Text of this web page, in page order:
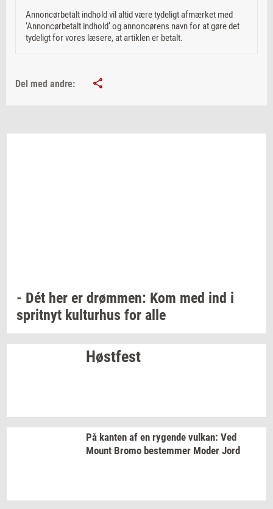
Annoncørbetalt indhold vil altid være tydeligt afmærket med
‘Annoncørbetalt indhold’ og annoncørens navn for at gøre det
tydeligt for vores læsere, at artiklen er betalt.
Del med andre:
- Dét her er drøm­men: Kom med ind i
sprit­nyt kul­tur­hus for alle
Høst­fest
På kan­ten af en ry­gen­de vulkan: Ved
Mount Bromo be­stem­mer Moder Jord